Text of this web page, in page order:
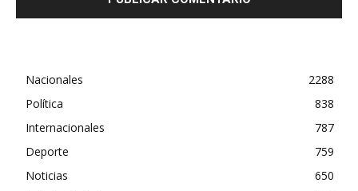
Nacionales
2288
Política
838
Internacionales
787
Deporte
759
Noticias
650